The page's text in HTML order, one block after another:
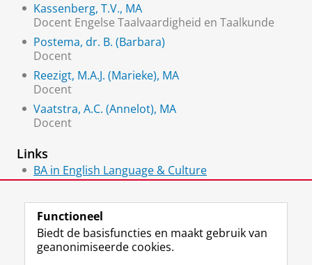
Kassenberg, T.V., MA
Docent Engelse Taalvaardigheid en Taalkunde
Postema, dr. B. (Barbara)
Docent
Reezigt, M.A.J. (Marieke), MA
Docent
Vaatstra, A.C. (Annelot), MA
Docent
Links
BA in English Language & Culture
Functioneel
Biedt de basisfuncties en maakt gebruik van
geanonimiseerde cookies.